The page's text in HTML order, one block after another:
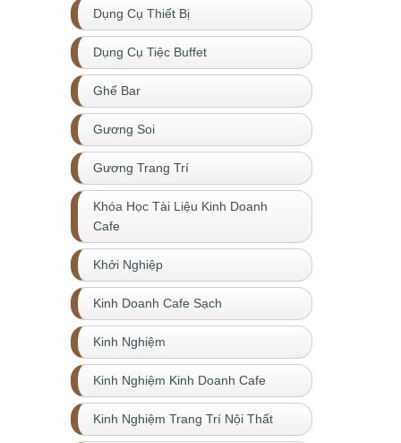
Dụng Cụ Thiết Bị
Dụng Cụ Tiệc Buffet
Ghế Bar
Gương Soi
Gương Trang Trí
Khóa Học Tài Liệu Kinh Doanh
Cafe
Khởi Nghiệp
Kinh Doanh Cafe Sạch
Kinh Nghiệm
Kinh Nghiệm Kinh Doanh Cafe
Kinh Nghiệm Trang Trí Nội Thất